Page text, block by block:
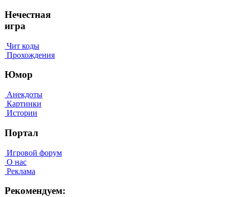
Нечестная
игра
Чит коды
Прохождения
Юмор
Анекдоты
Картинки
Истории
Портал
Игровой форум
О нас
Реклама
Рекомендуем: